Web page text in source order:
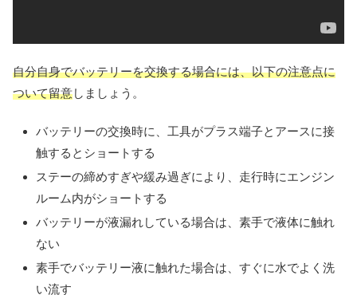
自分自身でバッテリーを交換する場合には、以下の注意点に
ついて留意しましょう。
バッテリーの交換時に、工具がプラス端子とアースに接
触するとショートする
ステーの締めすぎや緩み過ぎにより、走行時にエンジン
ルーム内がショートする
バッテリーが液漏れしている場合は、素手で液体に触れ
ない
素手でバッテリー液に触れた場合は、すぐに水でよく洗
い流す